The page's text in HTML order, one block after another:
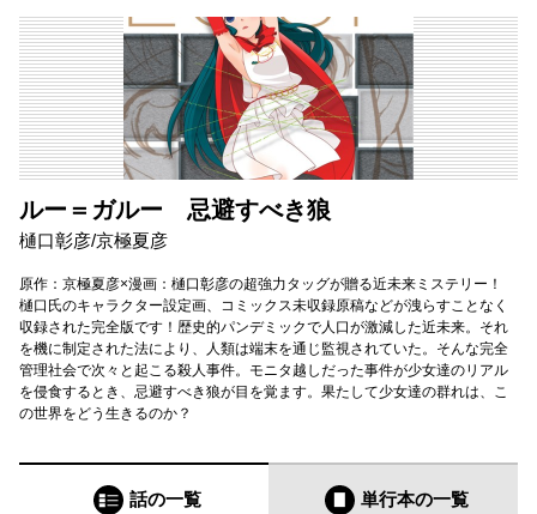
ルー＝ガルー 忌避すべき狼
樋口彰彦/京極夏彦
原作：京極夏彦×漫画：樋口彰彦の超強力タッグが贈る近未来ミステリー！
樋口氏のキャラクター設定画、コミックス未収録原稿などが洩らすことなく
収録された完全版です！歴史的パンデミックで人口が激減した近未来。それ
を機に制定された法により、人類は端末を通じ監視されていた。そんな完全
管理社会で次々と起こる殺人事件。モニタ越しだった事件が少女達のリアル
を侵食するとき、忌避すべき狼が目を覚ます。果たして少女達の群れは、こ
の世界をどう生きるのか？
話の一覧 単行本の一覧